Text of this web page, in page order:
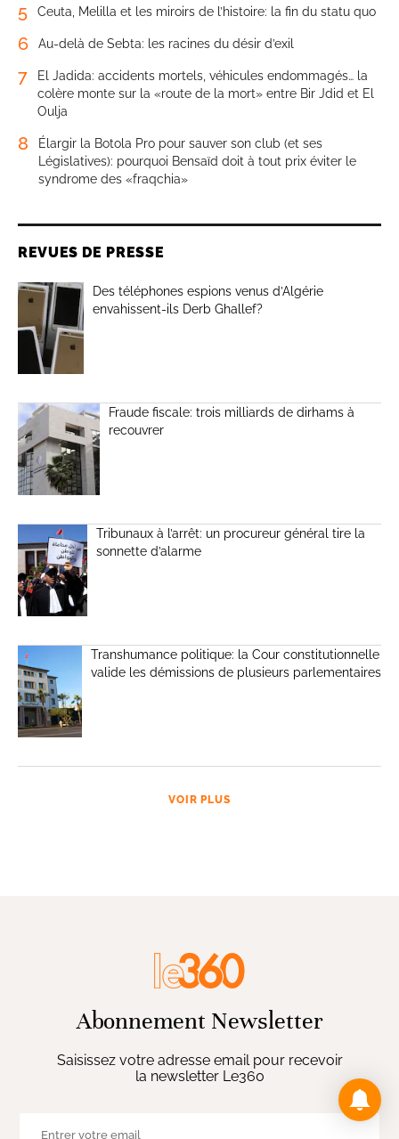
5 Ceuta, Melilla et les miroirs de l’histoire: la fin du statu quo
6 Au-delà de Sebta: les racines du désir d’exil
7
El Jadida: accidents mortels, véhicules endommagés… la
colère monte sur la «route de la mort» entre Bir Jdid et El
Oulja
8
Élargir la Botola Pro pour sauver son club (et ses
Législatives): pourquoi Bensaïd doit à tout prix éviter le
syndrome des «fraqchia»
REVUES DE PRESSE
Des téléphones espions venus d’Algérie
envahissent-ils Derb Ghallef?
Fraude fiscale: trois milliards de dirhams à
recouvrer
Tribunaux à l’arrêt: un procureur général tire la
sonnette d’alarme
Transhumance politique: la Cour constitutionnelle
valide les démissions de plusieurs parlementaires
VOIR PLUS
Abonnement Newsletter
Saisissez votre adresse email pour recevoir
la newsletter Le360